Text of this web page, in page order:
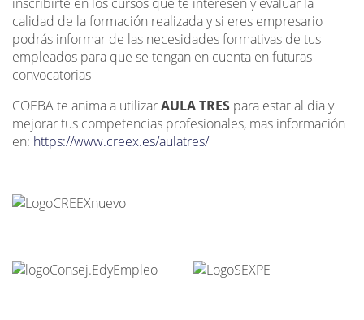
calidad de la formación realizada y si eres empresario
podrás informar de las necesidades formativas de tus
empleados para que se tengan en cuenta en futuras
convocatorias
COEBA te anima a utilizarAULA TRES para estar al dia y
mejorar tus competencias profesionales, mas información
en: https://www.creex.es/aulatres/